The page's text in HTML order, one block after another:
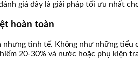
giá đây là giải pháp tối ưu nhất
hoàn toàn
tinh tế. Không như những
20-30% và nước hoặc phụ kiện